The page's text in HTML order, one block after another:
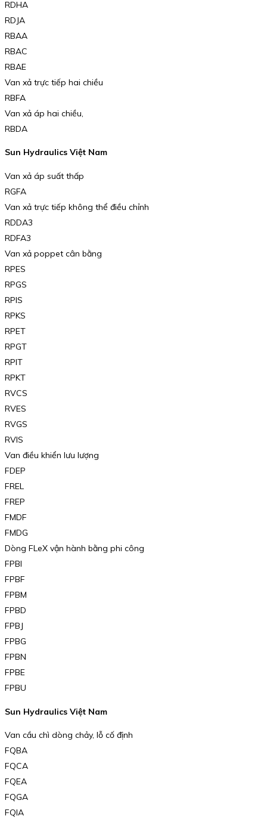
RDHA
RDJA
RBAA
RBAC
RBAE
Van xả trực tiếp hai chiều
RBFA
Van xả áp hai chiều,
RBDA
Sun Hydraulics Việt Nam
Van xả áp suất thấp
RGFA
Van xả trực tiếp không thể điều chỉnh
RDDA3
RDFA3
Van xả poppet cân bằng
RPES
RPGS
RPIS
RPKS
RPET
RPGT
RPIT
RPKT
RVCS
RVES
RVGS
RVIS
Van điều khiển lưu lượng
FDEP
FREL
FREP
FMDF
FMDG
Dòng FLeX vận hành bằng phi công
FPBI
FPBF
FPBM
FPBD
FPBJ
FPBG
FPBN
FPBE
FPBU
Sun Hydraulics Việt Nam
Van cầu chì dòng chảy, lỗ cố định
FQBA
FQCA
FQEA
FQGA
FQIA